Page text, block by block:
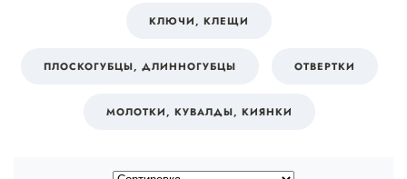
КЛЮЧИ, КЛЕЩИ
ПЛОСКОГУБЦЫ, ДЛИННОГУБЦЫ ОТВЕРТКИ
МОЛОТКИ, КУВАЛДЫ, КИЯНКИ